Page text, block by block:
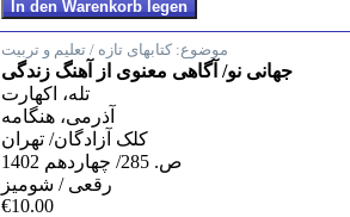
موضوع: کتابهای تازه / تعلیم و تربیت
جهانی نو/ آگاهی معنوی از آهنگ زندگی
تله، اکهارت
آذرمی، هنگامه
کلک آزادگان/ تهران
ص. 285/ چهاردهم 1402
رقعی / شومیز
€10.00